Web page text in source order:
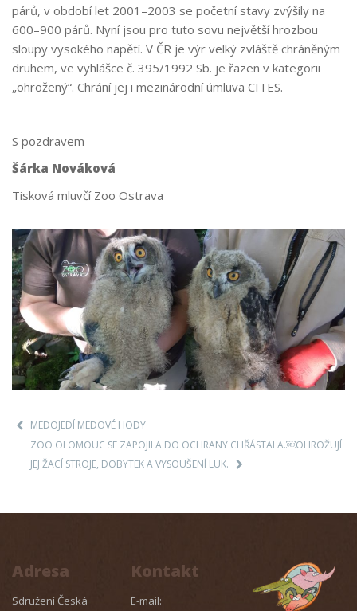
párů, v období let 2001–2003 se početní stavy zvýšily na
600–900 párů. Nyní jsou pro tuto sovu největší hrozbou
sloupy vysokého napětí. V ČR je výr velký zvláště chráněným
druhem, ve vyhlášce č. 395/1992 Sb. je řazen v kategorii
„ohrožený“. Chrání jej i mezinárodní úmluva CITES.
S pozdravem
Šárka Nováková
Tisková mluvčí Zoo Ostrava
MEDOJEDÍ MEDOVÉ HODY
ZOO OLOMOUC SE ZAPOJILA DO OCHRANY CHŘÁSTALA.￼OHROŽUJÍ
JEJ ŽACÍ STROJE, DOBYTEK A VYSOUŠENÍ LUK.
Adresa
Sdružení Česká
Kontakt
E-mail: